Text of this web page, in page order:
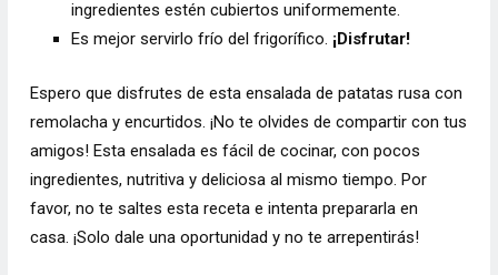
ingredientes estén cubiertos uniformemente.
Es mejor servirlo frío del frigorífico. ¡Disfrutar!
Espero que disfrutes de esta ensalada de patatas rusa con
remolacha y encurtidos. ¡No te olvides de compartir con tus
amigos! Esta ensalada es fácil de cocinar, con pocos
ingredientes, nutritiva y deliciosa al mismo tiempo. Por
favor, no te saltes esta receta e intenta prepararla en
casa. ¡Solo dale una oportunidad y no te arrepentirás!